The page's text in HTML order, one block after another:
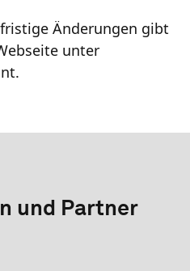
Änderungen gibt
unter
und Partner